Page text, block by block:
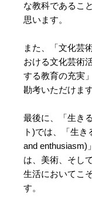
な教科であるこ
思います。
また、「文化芸
おける文化芸術
する教育の充実
勘考いただけま
最後に、「生き
ト)では、「生
and enthusiasm)
は、美術、そし
生活においてこ
す。